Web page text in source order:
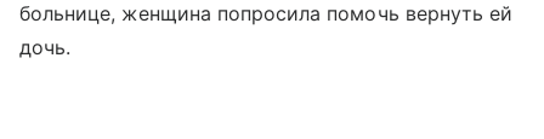
больнице, женщина попросила помочь вернуть ей
дочь.